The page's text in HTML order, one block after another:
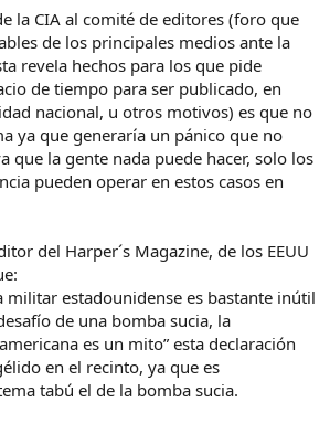
la CIA al comité de editores (foro que
de los principales medios ante la
revela hechos para los que pide
de tiempo para ser publicado, en
nacional, u otros motivos) es que no
ya que generaría un pánico que no
que la gente nada puede hacer, solo los
pueden operar en estos casos en
del Harper´s Magazine, de los EEUU
militar estadounidense es bastante inútil
de una bomba sucia, la
es un mito” esta declaración
en el recinto, ya que es
tabú el de la bomba sucia.